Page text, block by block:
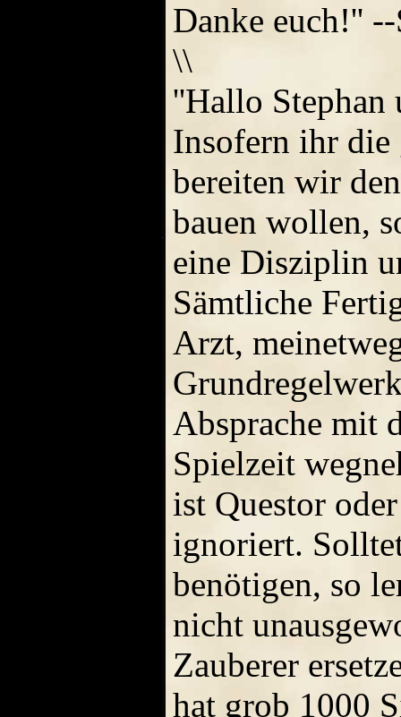
Danke euch!''
\\
''Hallo Stephan
Insofern ihr die
bereiten wir
bauen wollen,
eine Disziplin
Sämtliche
Arzt,
Absprache mit
Spielzeit
ist Questor
ignoriert.
benötigen, so
nicht
Zauberer
hat grob 1000